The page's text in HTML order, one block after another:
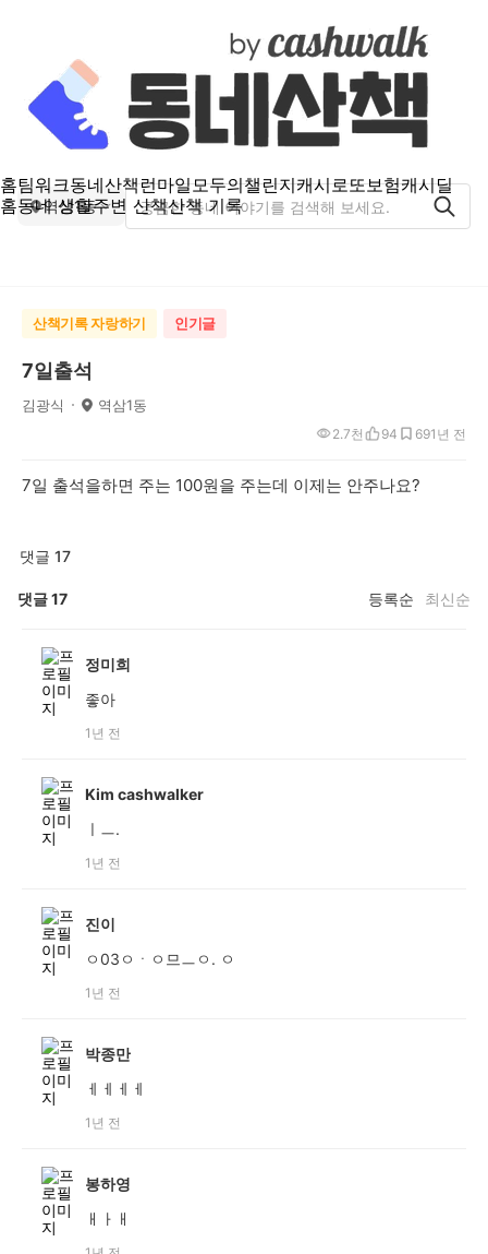
홈팀워크동네산책런마일모두의챌린지캐시로또보험캐시딜
홈동네 생활주변 산책산책 기록
역삼1동
산책기록 자랑하기 인기글
7일출석
김광식 역삼1동
1년 전
2.7천 94 69
7일 출석을하면 주는 100원을 주는데 이제는 안주나요?
댓글 17
댓글17 등록순 최신순
정미희
좋아
1년 전
Kim cashwalker
ㅣㅡ.
1년 전
진이
ㅇ03ㅇㆍㅇ므ㅡㅇ. ㅇ
1년 전
박종만
ㅔㅔㅔㅔ
1년 전
봉하영
ㅐㅏㅐ